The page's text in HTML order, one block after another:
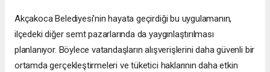
Akçakoca Belediyesi'nin hayata geçirdiği bu uygulamanın,
ilçedeki diğer semt pazarlarında da yaygınlaştırılması
planlanıyor. Böylece vatandaşların alışverişlerini daha güvenli bir
ortamda gerçekleştirmeleri ve tüketici haklarının daha etkin